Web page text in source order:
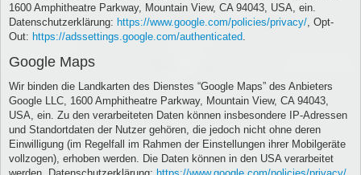
1600 Amphitheatre Parkway, Mountain View, CA 94043, USA, ein.
Datenschutzerklärung: https://www.google.com/policies/privacy/, Opt-
Out: https://adssettings.google.com/authenticated.
Google Maps
Wir binden die Landkarten des Dienstes “Google Maps” des Anbieters
Google LLC, 1600 Amphitheatre Parkway, Mountain View, CA 94043,
USA, ein. Zu den verarbeiteten Daten können insbesondere IP-Adressen
und Standortdaten der Nutzer gehören, die jedoch nicht ohne deren
Einwilligung (im Regelfall im Rahmen der Einstellungen ihrer Mobilgeräte
vollzogen), erhoben werden. Die Daten können in den USA verarbeitet